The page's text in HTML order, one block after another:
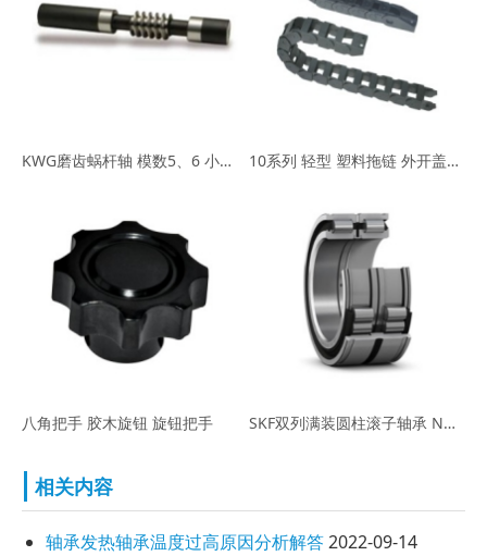
KWG磨齿蜗杆轴 模数5、6 小原KHK蜗杆轴 10系列 轻型 塑料拖链 外开盖、不可开盖 桥式
八角把手 胶木旋钮 旋钮把手 SKF双列满装圆柱滚子轴承 NNF系列 带密封盖
相关内容
轴承发热轴承温度过高原因分析解答2022-09-14